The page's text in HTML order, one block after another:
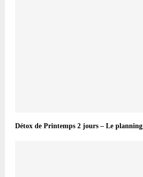
Détox de Printemps 2 jours – Le planning